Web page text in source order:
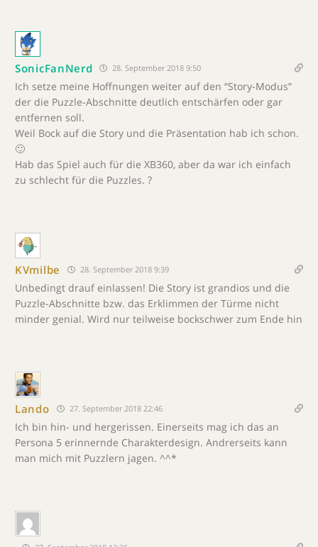
SonicFanNerd 28. September 2018 9:50
Ich setze meine Hoffnungen weiter auf den “Story-Modus”
der die Puzzle-Abschnitte deutlich entschärfen oder gar
entfernen soll.
Weil Bock auf die Story und die Präsentation hab ich schon.
🙂
Hab das Spiel auch für die XB360, aber da war ich einfach
zu schlecht für die Puzzles. ?
KVmilbe 28. September 2018 9:39
Unbedingt drauf einlassen! Die Story ist grandios und die
Puzzle-Abschnitte bzw. das Erklimmen der Türme nicht
minder genial. Wird nur teilweise bockschwer zum Ende hin
Lando 27. September 2018 22:46
Ich bin hin- und hergerissen. Einerseits mag ich das an
Persona 5 erinnernde Charakterdesign. Andrerseits kann
man mich mit Puzzlern jagen. ^^*